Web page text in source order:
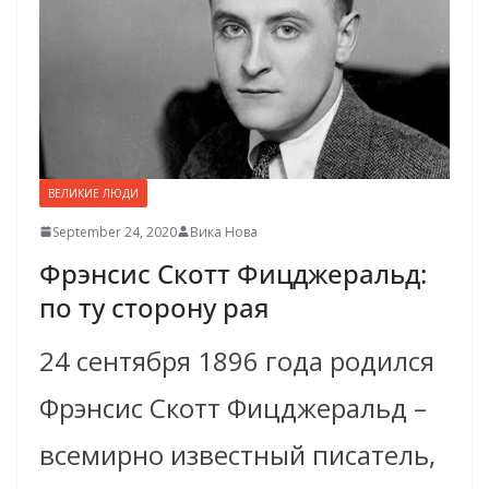
ВЕЛИКИЕ ЛЮДИ
September 24, 2020 Вика Нова
Фрэнсис Скотт Фицджеральд:
по ту сторону рая
24 сентября 1896 года родился
Фрэнсис Скотт Фицджеральд –
всемирно известный писатель,